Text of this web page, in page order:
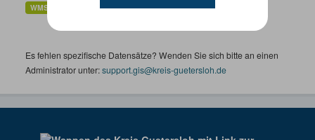
WMS
Es fehlen spezifische Datensätze? Wenden Sie sich bitte an einen
Administrator unter:support.gis@kreis-guetersloh.de